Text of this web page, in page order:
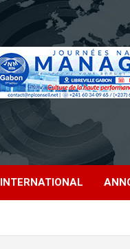
INTERNATIONAL